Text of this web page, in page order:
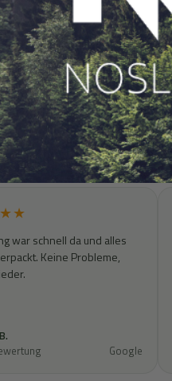
war schnell da und alles
Keine Probleme,
Google